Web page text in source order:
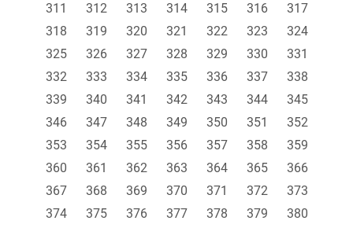
311
312 313 314 315 316
317
318
319 320 321 322 323
324
325
326 327 328 329 330
331
332
333 334 335 336 337
338
339
340 341 342 343 344
345
346
347 348 349 350 351
352
353
354 355 356 357 358
359
360
361 362 363 364 365
366
367
368 369 370 371 372
373
374
375 376 377 378 379
380